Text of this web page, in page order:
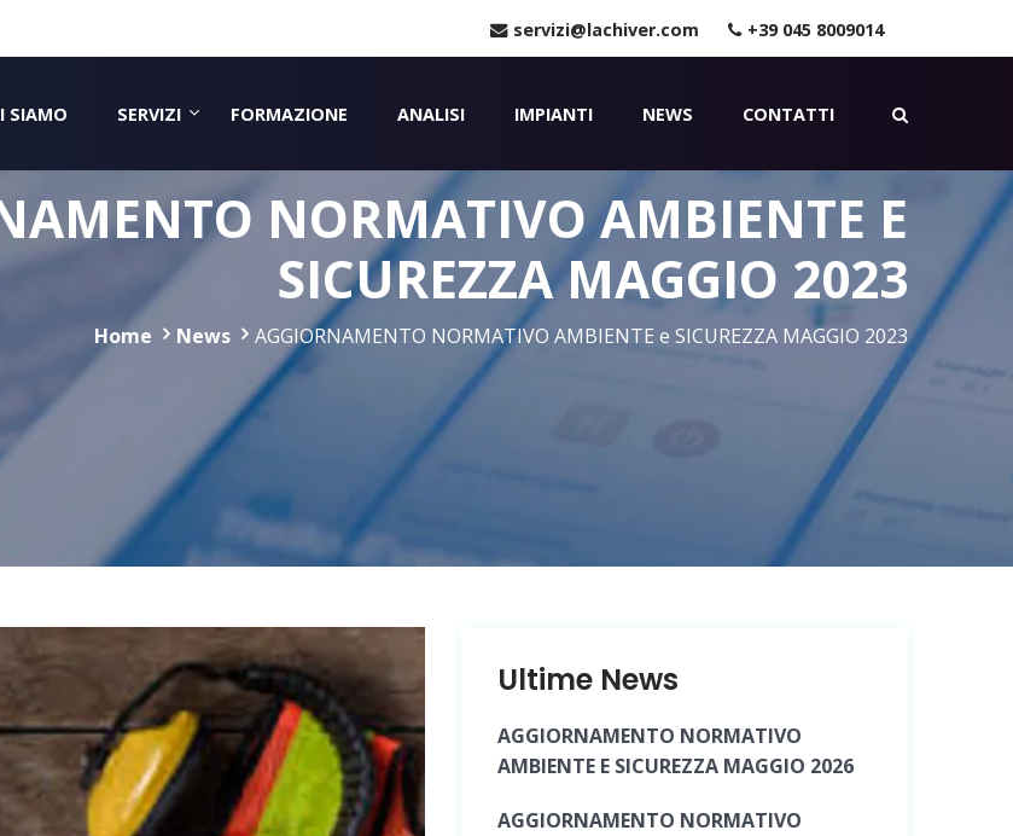
servizi@lachiver.com +39 045 8009014
SIAMO SERVIZI FORMAZIONE ANALISI IMPIANTI NEWS CONTATTI
NORMATIVO AMBIENTE E
SICUREZZA MAGGIO 2023
Home News AGGIORNAMENTO NORMATIVO AMBIENTE e SICUREZZA MAGGIO 2023
Ultime News
AGGIORNAMENTO NORMATIVO
AMBIENTE E SICUREZZA MAGGIO 2026
AGGIORNAMENTO NORMATIVO